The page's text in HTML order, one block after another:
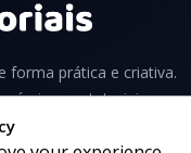
forma prática e criativa.
com tutoriais,
e profissionais.